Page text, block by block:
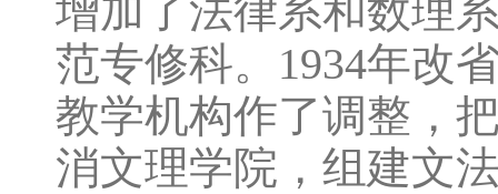
增加了法律系和数理
范专修科。1934年改
教学机构作了调整，
消文理学院，组建文